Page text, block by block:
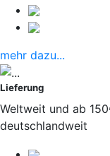
mehr dazu...
Lieferung
Weltweit und ab
deutschlandweit